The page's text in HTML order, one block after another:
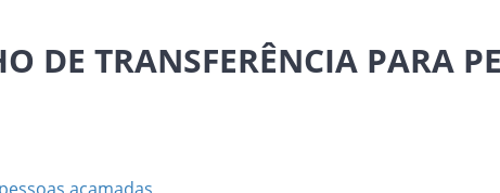
DE TRANSFERÊNCIA PARA